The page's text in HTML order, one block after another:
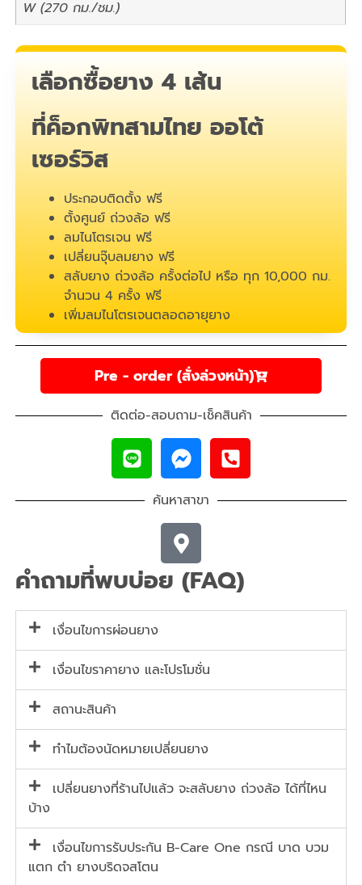
W (270 กม./ชม.)
เลือกซื้อยาง 4 เส้น
ที่ค็อกพิทสามไทย ออโต้
เซอร์วิส
ประกอบติดตั้ง ฟรี
ตั้งศูนย์ ถ่วงล้อ ฟรี
ลมไนโตรเจน ฟรี
เปลี่ยนจุ๊บลมยาง ฟรี
สลับยาง ถ่วงล้อ ครั้งต่อไป หรือ ทุก 10,000 กม.
จำนวน 4 ครั้ง ฟรี
เพิ่มลมไนโตรเจนตลอดอายุยาง
Pre - order (สั่งล่วงหน้า)
ติดต่อ-สอบถาม-เช็คสินค้า
ค้นหาสาขา
คำถามที่พบบ่อย (FAQ)
เงื่อนไขการผ่อนยาง
เงื่อนไขราคายาง และโปรโมชั่น
สถานะสินค้า
ทำไมต้องนัดหมายเปลี่ยนยาง
เปลี่ยนยางที่ร้านไปแล้ว จะสลับยาง ถ่วงล้อ ได้ที่ไหน
บ้าง
เงื่อนไขการรับประกัน B-Care One กรณี บาด บวม
แตก ตำ ยางบริดจสโตน